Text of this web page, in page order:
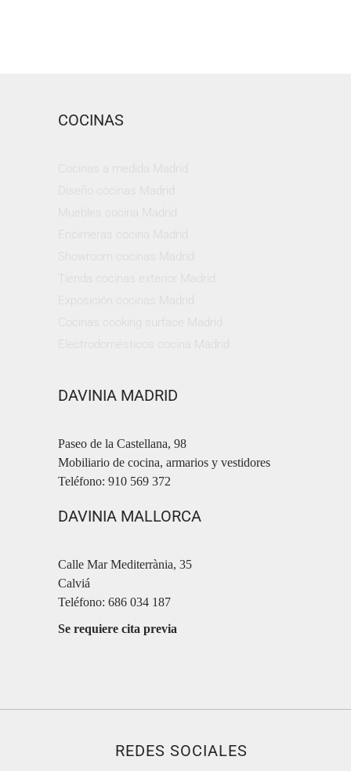
COCINAS
DAVINIA MADRID
Paseo de la Castellana, 98
Mobiliario de cocina, armarios y vestidores
Teléfono: 910 569 372
DAVINIA MALLORCA
Calle Mar Mediterrània, 35
Calviá
Teléfono: 686 034 187
Se requiere cita previa
REDES SOCIALES